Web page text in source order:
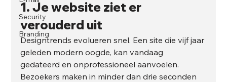
Security
Branding
1. Je website ziet er
verouderd uit
Designtrends evolueren snel. Een site die vijf jaar
geleden modern oogde, kan vandaag
gedateerd en onprofessioneel aanvoelen.
Bezoekers maken in minder dan drie seconden